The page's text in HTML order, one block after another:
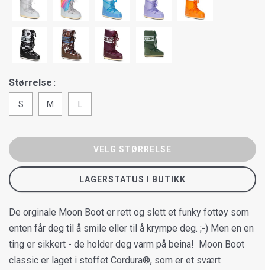
Størrelse
S M
VELG STØRRELSE
LAGERSTATUS I BUTIKK
De orginale Moon Boot er rett og slett et funky fottøy som
enten får deg til å smile eller til å krympe deg. ;-) Men en en
ting er sikkert - de holder deg varm på beina! Moon Boot
classic er laget i stoffet Cordura®, som er et svært